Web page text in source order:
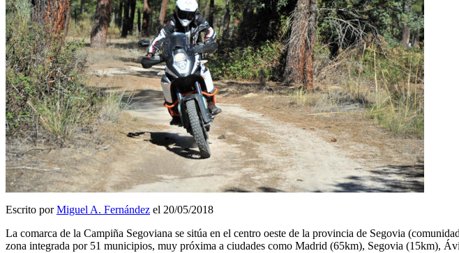
Escrito porMiguel A. Fernández el 20/05/2018
La comarca de la Campiña Segoviana se sitúa en el centro oeste de la provincia de Segovia
zona integrada por 51 municipios, muy próxima a ciudades como Madrid (65km), Segovia (15km),